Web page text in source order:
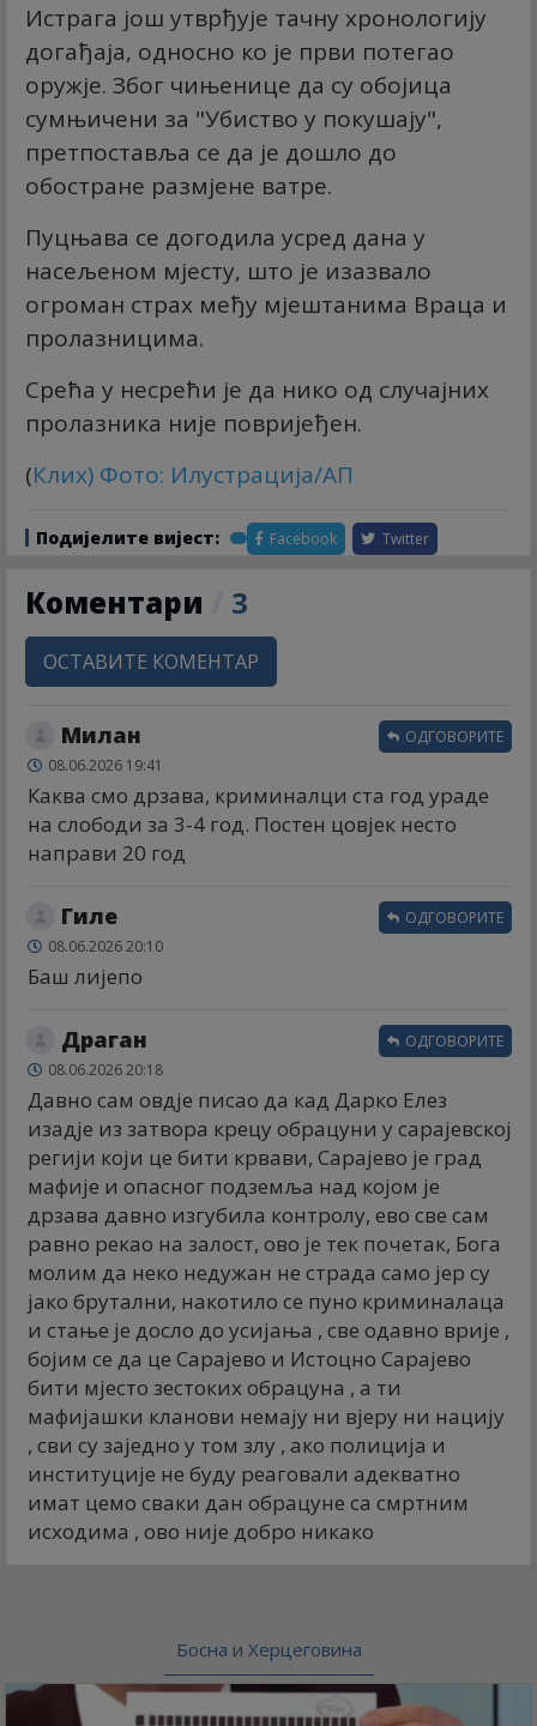
Истрага још утврђује тачну хронологију
догађаја, односно ко је први потегао
оружје. Због чињенице да су обојица
сумњичени за "Убиство у покушају",
претпоставља се да је дошло до
обостране размјене ватре.
Пуцњава се догодила усред дана у
насељеном мјесту, што је изазвало
огроман страх међу мјештанима Враца и
пролазницима.
Срећа у несрећи је да нико од случајних
пролазника није повријеђен.
(Клиx) Фото: Илустрација/АП
Подијелите вијест: Facebook Twitter
Коментари 3
ОСТАВИТЕ КОМЕНТАР
Милан
08.06.2026 19:41
Каква смо дрзава, криминалци ста год ураде
на слободи за 3-4 год. Постен цовјек несто
направи 20 год
ОДГОВОРИТЕ
Гиле
08.06.2026 20:10
Баш лијепо
ОДГОВОРИТЕ
Драган
08.06.2026 20:18
Давно сам овдје писао да кад Дарко Елез
изадје из затвора крецу обрацуни у сарајевској
регији који це бити крвави, Сарајево је град
мафије и опасног подземља над којом је
дрзава давно изгубила контролу, ево све сам
равно рекао на залост, ово је тек почетак, Бога
молим да неко недужан не страда само јер су
јако брутални, накотило се пуно криминалаца
и стање је досло до усијања , све одавно врије ,
бојим се да це Сарајево и Истоцно Сарајево
бити мјесто зестоких обрацуна , а ти
мафијашки кланови немају ни вјеру ни нацију
, сви су заједно у том злу , ако полиција и
институције не буду реаговали адекватно
имат цемо сваки дан обрацуне са смртним
исходима , ово није добро никако
ОДГОВОРИТЕ
Босна и Херцеговина